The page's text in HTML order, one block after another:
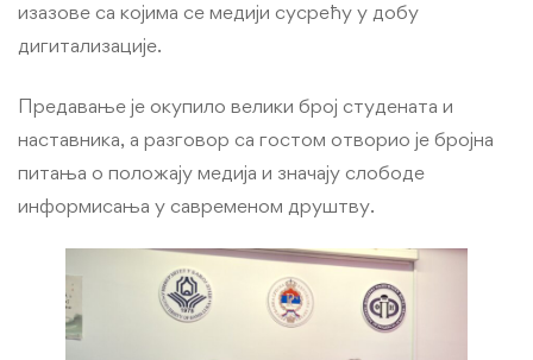
изазове са којима се медији сусрећу у добу
дигитализације.
Предавање је окупило велики број студената и
наставника, а разговор са гостом отворио је бројна
питања о положају медија и значају слободе
информисања у савременом друштву.